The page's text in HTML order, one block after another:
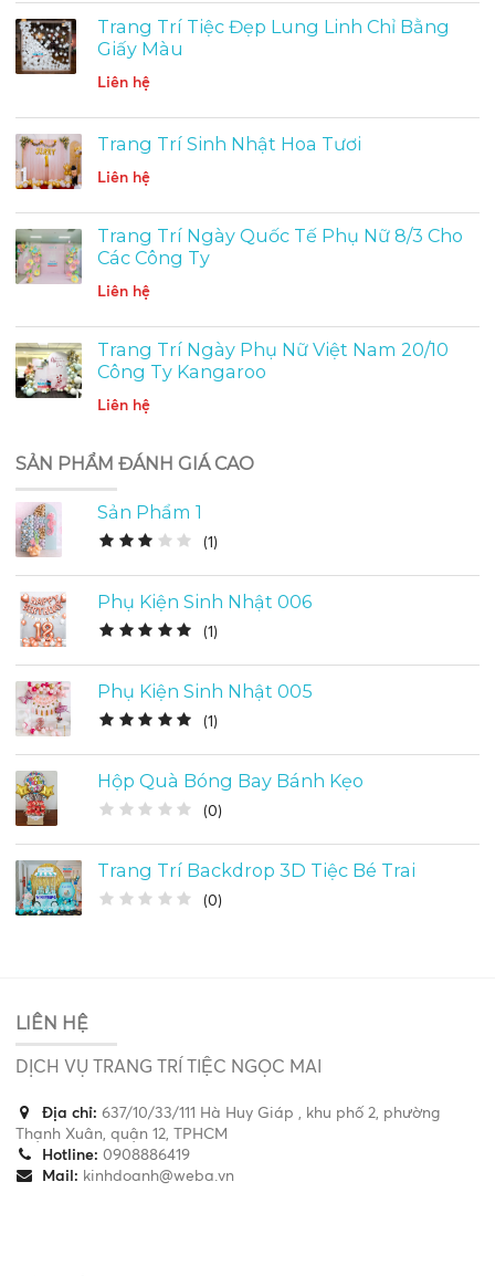
Trang Trí Tiệc Đẹp Lung Linh Chỉ Bằng
Giấy Màu
Liên hệ
Trang Trí Sinh Nhật Hoa Tươi
Liên hệ
Trang Trí Ngày Quốc Tế Phụ Nữ 8/3 Cho
Các Công Ty
Liên hệ
Trang Trí Ngày Phụ Nữ Việt Nam 20/10
Công Ty Kangaroo
Liên hệ
SẢN PHẨM ĐÁNH GIÁ CAO
Sản Phẩm 1
(1)
Phụ Kiện Sinh Nhật 006
(1)
Phụ Kiện Sinh Nhật 005
(1)
Hộp Quà Bóng Bay Bánh Kẹo
(0)
Trang Trí Backdrop 3D Tiệc Bé Trai
(0)
LIÊN HỆ
DỊCH VỤ TRANG TRÍ TIỆC NGỌC MAI
Địa chỉ:637/10/33/111 Hà Huy Giáp , khu phố 2, phường
Thạnh Xuân, quận 12, TPHCM
Hotline: 0908886419
Mail: kinhdoanh@weba.vn